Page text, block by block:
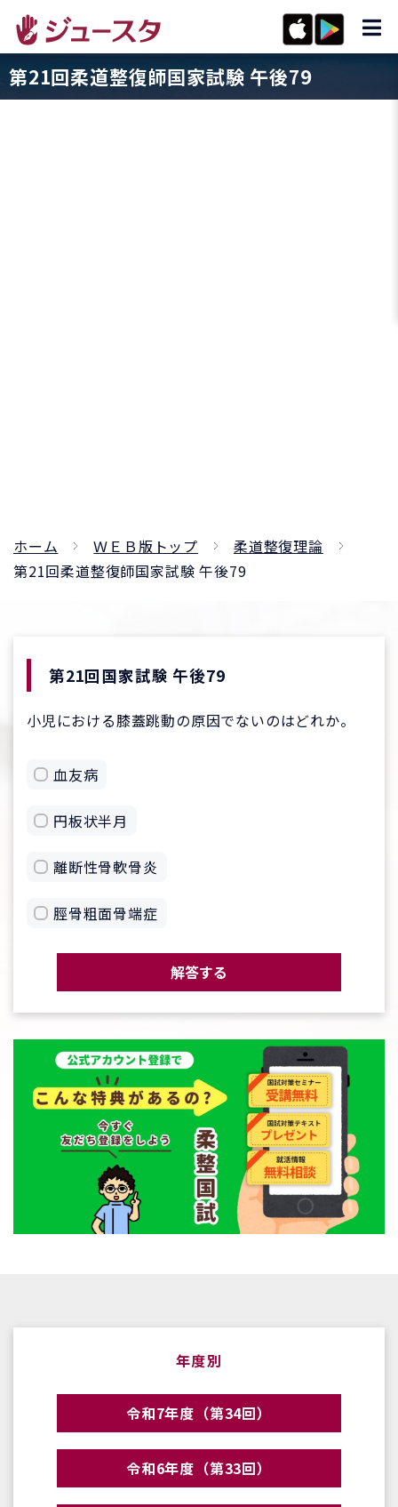
第21回柔道整復師国家試験 午後79
ホーム ＷＥＢ版トップ
柔道整復理論
第21回柔道整復師国家試験 午後79
第21回国家試験 午後79
小児における膝蓋跳動の原因でないのはどれか。
血友病
円板状半月
離断性骨軟骨炎
脛骨粗面骨端症
解答する
年度別
令和7年度（第34回）
令和6年度（第33回）